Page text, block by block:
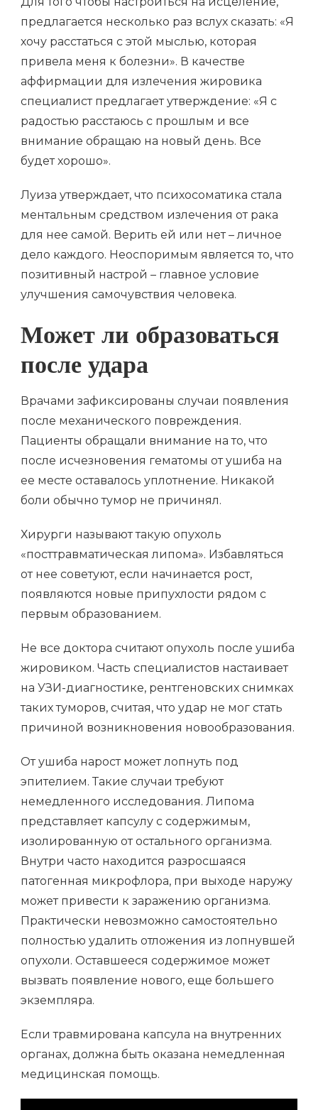
предлагается несколько раз вслух сказать: «Я
хочу расстаться с этой мыслью, которая
привела меня к болезни». В качестве
аффирмации для излечения жировика
специалист предлагает утверждение: «Я с
радостью расстаюсь с прошлым и все
внимание обращаю на новый день. Все
будет хорошо».
Луиза утверждает, что психосоматика стала
ментальным средством излечения от рака
для нее самой. Верить ей или нет – личное
дело каждого. Неоспоримым является то, что
позитивный настрой – главное условие
улучшения самочувствия человека.
Может ли образоваться
после удара
Врачами зафиксированы случаи появления
после механического повреждения.
Пациенты обращали внимание на то, что
после исчезновения гематомы от ушиба на
ее месте оставалось уплотнение. Никакой
боли обычно тумор не причинял.
Хирурги называют такую опухоль
«посттравматическая липома». Избавляться
от нее советуют, если начинается рост,
появляются новые припухлости рядом с
первым образованием.
Не все доктора считают опухоль после ушиба
жировиком. Часть специалистов настаивает
на УЗИ-диагностике, рентгеновских снимках
таких туморов, считая, что удар не мог стать
причиной возникновения новообразования.
От ушиба нарост может лопнуть под
эпителием. Такие случаи требуют
немедленного исследования. Липома
представляет капсулу с содержимым,
изолированную от остального организма.
Внутри часто находится разросшаяся
патогенная микрофлора, при выходе наружу
может привести к заражению организма.
Практически невозможно самостоятельно
полностью удалить отложения из лопнувшей
опухоли. Оставшееся содержимое может
вызвать появление нового, еще большего
экземпляра.
Если травмирована капсула на внутренних
органах, должна быть оказана немедленная
медицинская помощь.